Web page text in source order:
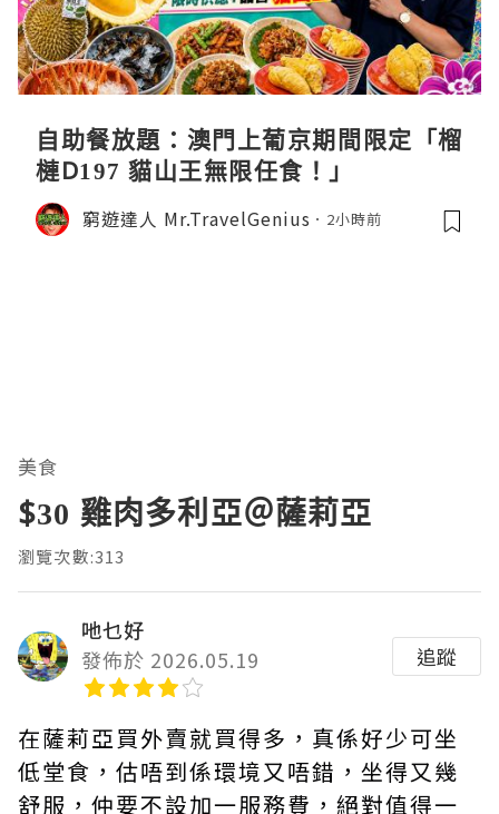
自助餐放題：澳門上葡京期間限定「榴
槤D197 貓山王無限任食！」
窮遊達人 Mr.TravelGenius 2小時前
美食
$30 雞肉多利亞＠薩莉亞
瀏覽次數:313
吔乜好
發佈於 2026.05.19
追蹤
在薩莉亞買外賣就買得多，真係好少可坐
低堂食，估唔到係環境又唔錯，坐得又幾
舒服，仲要不設加一服務費，絕對值得一